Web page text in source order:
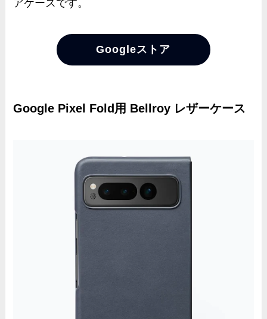
アケースです。
Googleストア
Google Pixel Fold用 Bellroy レザーケース